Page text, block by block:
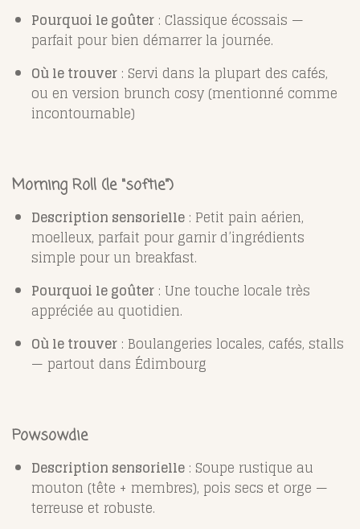
Pourquoi le goûter : Classique écossais —
parfait pour bien démarrer la journée.
Où le trouver : Servi dans la plupart des cafés,
ou en version brunch cosy (mentionné comme
incontournable)
Morning Roll (le "softie")
Description sensorielle : Petit pain aérien,
moelleux, parfait pour garnir d’ingrédients
simple pour un breakfast.
Pourquoi le goûter : Une touche locale très
appréciée au quotidien.
Où le trouver : Boulangeries locales, cafés, stalls
— partout dans Édimbourg
Powsowdie
Description sensorielle : Soupe rustique au
mouton (tête + membres), pois secs et orge —
terreuse et robuste.